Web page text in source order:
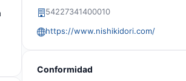
54227341400010
https://www.nishikidori.com/
Conformidad